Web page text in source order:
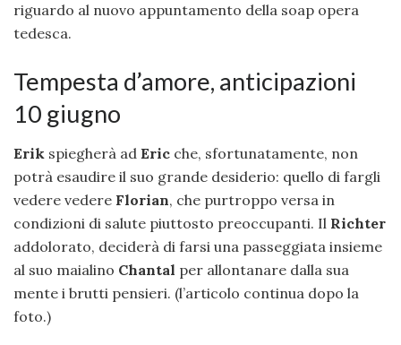
riguardo al nuovo appuntamento della soap opera
tedesca.
Tempesta d’amore, anticipazioni
10 giugno
Erik spiegherà ad Eric che, sfortunatamente, non
potrà esaudire il suo grande desiderio: quello di fargli
vedere vedere Florian, che purtroppo versa in
condizioni di salute piuttosto preoccupanti. Il Richter
addolorato, deciderà di farsi una passeggiata insieme
al suo maialino Chantal per allontanare dalla sua
mente i brutti pensieri. (l’articolo continua dopo la
foto.)